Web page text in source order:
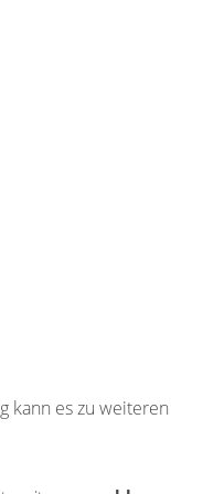
kann es zu weiteren